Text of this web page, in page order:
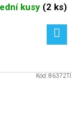
kusy (2 ks)
Kód:86372TI